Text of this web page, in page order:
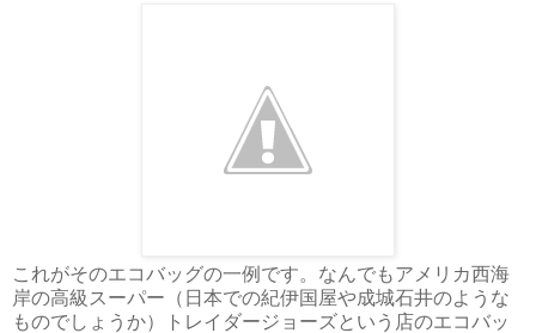
これがそのエコバッグの一例です。なんでもアメリカ西海
岸の高級スーパー（日本での紀伊国屋や成城石井のような
ものでしょうか）トレイダージョーズという店のエコバッ